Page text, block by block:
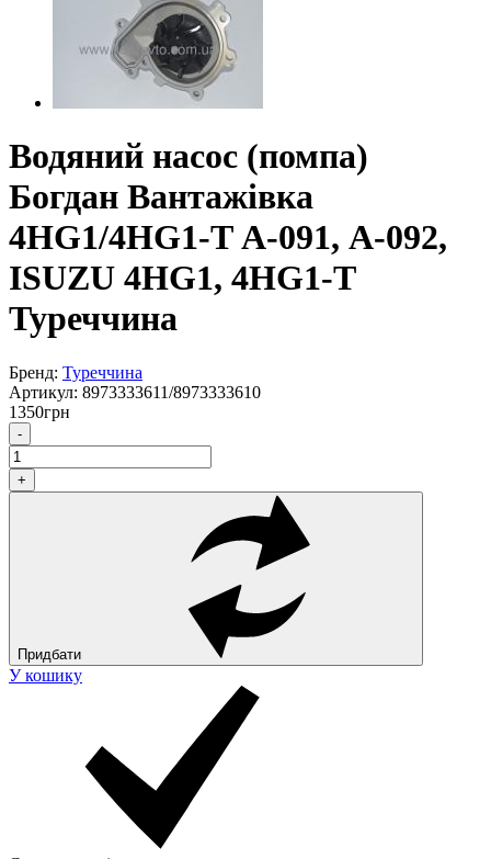
Водяний насос (помпа)
Богдан Вантажівка
4HG1/4HG1-T А-091, А-092,
ISUZU 4HG1, 4HG1-T
Туреччина
Бренд: Туреччина
Артикул: 8973333611/8973333610
1350грн
-
+
Придбати
У кошику